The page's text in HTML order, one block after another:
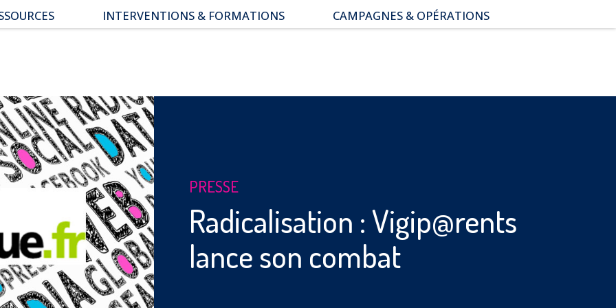
INTERVENTIONS & FORMATIONS
CAMPAGNES & OPÉRATIONS
PRESSE
Radicalisation : Vigip@rents
lance son combat